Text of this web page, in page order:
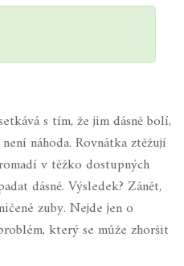
s tím, že jim dásně bolí,
náhoda. Rovnátka ztěžují
v těžko dostupných
dásně. Výsledek? Zánět,
zuby. Nejde jen o
který se může zhoršit